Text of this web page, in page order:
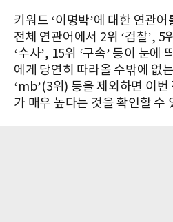
키워드 ‘이명박’에 대한 연관
전체 연관어에서 2위 ‘검찰’, 5
‘수사’, 15위 ‘구속’ 등이 눈에
에게 당연히 따라올 수밖에 없
‘mb’(3위) 등을 제외하면 이
가 매우 높다는 것을 확인할 수